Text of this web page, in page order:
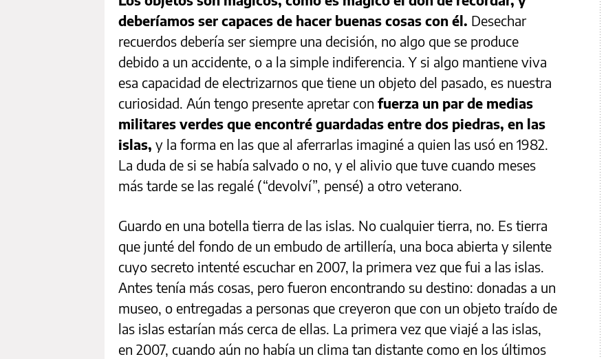
deberíamos ser capaces de hacer buenas cosas con él. Desechar
recuerdos debería ser siempre una decisión, no algo que se produce
debido a un accidente, o a la simple indiferencia. Y si algo mantiene viva
esa capacidad de electrizarnos que tiene un objeto del pasado, es nuestra
curiosidad. Aún tengo presente apretar con fuerza un par de medias
militares verdes que encontré guardadas entre dos piedras, en las
islas, y la forma en las que al aferrarlas imaginé a quien las usó en 1982.
La duda de si se había salvado o no, y el alivio que tuve cuando meses
más tarde se las regalé (“devolví”, pensé) a otro veterano.
Guardo en una botella tierra de las islas. No cualquier tierra, no. Es tierra
que junté del fondo de un embudo de artillería, una boca abierta y silente
cuyo secreto intenté escuchar en 2007, la primera vez que fui a las islas.
Antes tenía más cosas, pero fueron encontrando su destino: donadas a un
museo, o entregadas a personas que creyeron que con un objeto traído de
las islas estarían más cerca de ellas. La primera vez que viajé a las islas,
en 2007, cuando aún no había un clima tan distante como en los últimos